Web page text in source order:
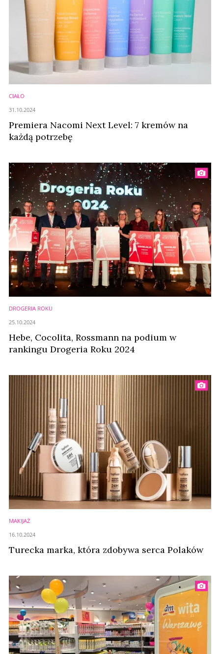
CIAŁO
Premiera Nacomi Next Level: 7 kremów na
każdą potrzebę
31.10.2024
DROGERIA ROKU
Hebe, Cocolita, Rossmann na podium w
rankingu Drogeria Roku 2024
25.10.2024
MAKIJAŻ
Turecka marka, która zdobywa serca Polaków
16.10.2024